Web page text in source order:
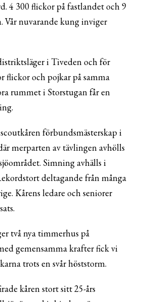
4 300 flickor på fastlandet och 9
Vår nuvarande kung inviger
i Tiveden och för
flickor och pojkar på samma
rummet i Storstugan får en
förbundsmästerskap i
merparten av tävlingen avhölls
Simning avhälls i
deltagande från många
Kårens ledare och seniorer
två nya timmerhus på
gemensamma krafter fick vi
trots en svår höststorm.
kåren stort sitt 25-års